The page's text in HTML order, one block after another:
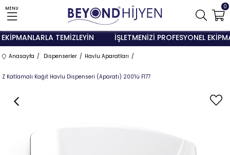
TEMİZLEYİN İŞLETMENİZİ PROFESYONEL
MENU 0
Anasayfa Dispenserler Havlu Aparatları
Z Katlamalı Kağıt Havlu Dispenseri (Aparatı) 200'lü F177